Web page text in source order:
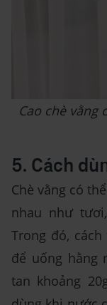
Cao chè vằng
5. Cách
Chè vằng có
nhau như
Trong đó,
để uống hằng
tan khoảng